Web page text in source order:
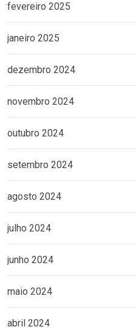
fevereiro 2025
janeiro 2025
dezembro 2024
novembro 2024
outubro 2024
setembro 2024
agosto 2024
julho 2024
junho 2024
maio 2024
abril 2024